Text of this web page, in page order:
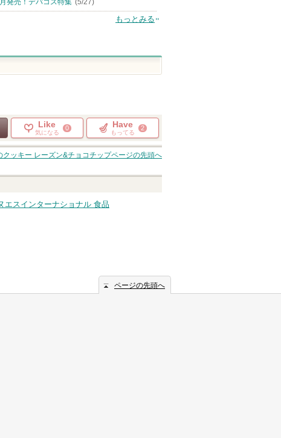
発売！デパコス特集 (5/27)
もっとみる
Like
気になる
0 Have
もってる
2
ッキー レーズン&チョコチップページの先頭へ
エスインターナショナル 食品
ページの先頭へ